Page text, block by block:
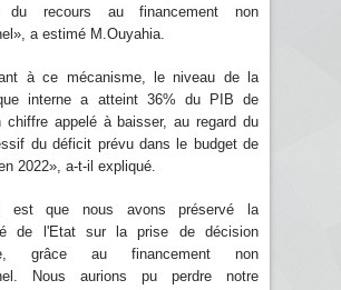
du recours au financement non
a estimé M.Ouyahia.
à ce mécanisme, le niveau de la
interne a atteint 36% du PIB de
chiffre appelé à baisser, au regard du
du déficit prévu dans le budget de
2022», a-t-il expliqué.
est que nous avons préservé la
de l'Etat sur la prise de décision
grâce au financement non
Nous aurions pu perdre notre